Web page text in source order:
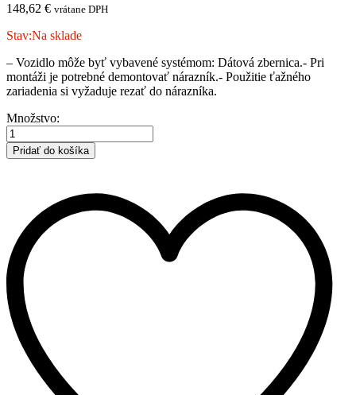
148,62 € vrátane DPH
Stav:Na sklade
– Vozidlo môže byť vybavené systémom: Dátová zbernica.- Pri
montáži je potrebné demontovať nárazník.- Použitie ťažného
zariadenia si vyžaduje rezať do nárazníka.
CHEVROLET
Orlando
|
množstvo
Množstvo:
Pridať do košíka